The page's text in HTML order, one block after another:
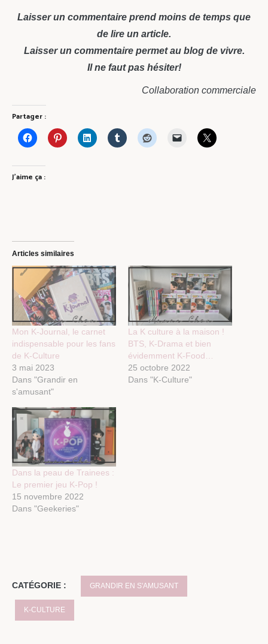
Laisser un commentaire prend moins de temps que
de lire un article.
Laisser un commentaire permet au blog de vivre.
Il ne faut pas hésiter!
Collaboration commerciale
Partager :
J’aime ça :
Articles similaires
Mon K-Journal, le carnet
indispensable pour les fans
de K-Culture
3 mai 2023
Dans "Grandir en
s'amusant"
La K culture à la maison !
BTS, K-Drama et bien
évidemment K-Food…
25 octobre 2022
Dans "K-Culture"
Dans la peau de Trainees :
Le premier jeu K-Pop !
15 novembre 2022
Dans "Geekeries"
CATÉGORIE : GRANDIR EN S'AMUSANT
K-CULTURE